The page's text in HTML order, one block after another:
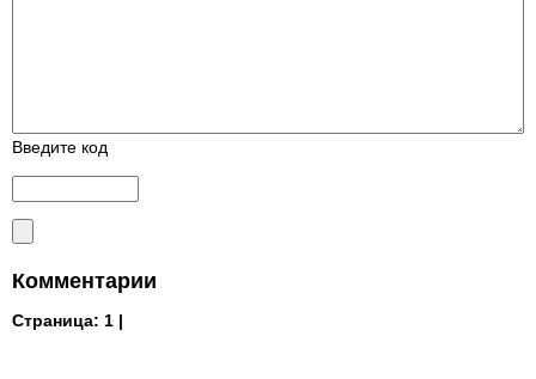
Введите код
Комментарии
Страница: 1 |